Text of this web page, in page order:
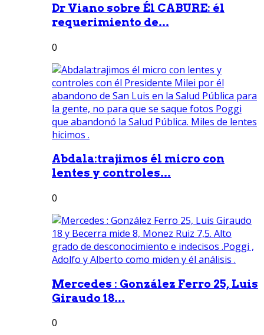
Dr Viano sobre Él CABURE: él
requerimiento de...
0
Abdala:trajimos él micro con
lentes y controles...
0
Mercedes : González Ferro 25, Luis
Giraudo 18...
0